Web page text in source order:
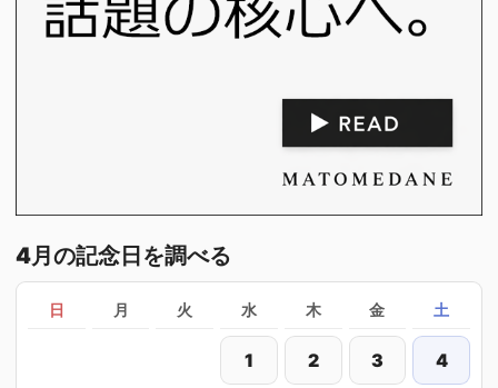
4月の記念日を調べる
日 月 火 水 木 金 土
1 2 3 4